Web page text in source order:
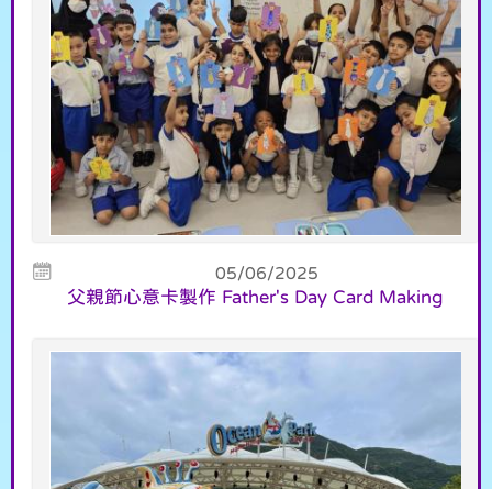
05/06/2025
父親節心意卡製作 Father's Day Card Making